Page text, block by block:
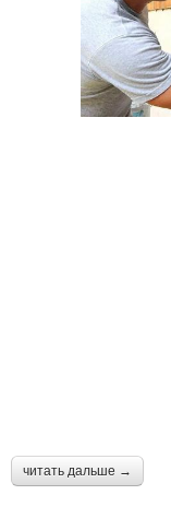
читать дальше →